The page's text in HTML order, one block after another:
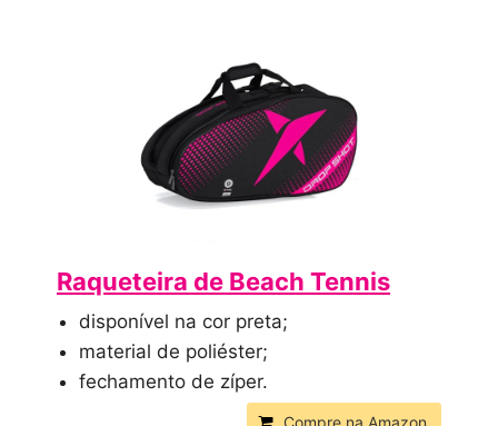
Raqueteira de Beach Tennis
disponível na cor preta;
material de poliéster;
fechamento de zíper.
Compre na Amazon